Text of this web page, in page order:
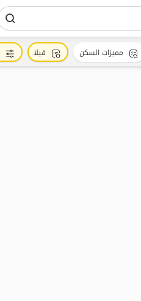
مميزات السكن فيلا